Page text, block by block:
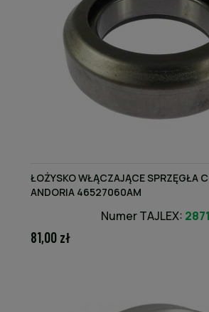
ŁOŻYSKO WŁĄCZAJĄCE SPRZĘGŁA
ANDORIA 46527060AM
Numer TAJLEX:
81,00 zł